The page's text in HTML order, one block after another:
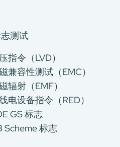
测试
指令（LVD）
兼容性测试（EMC）
辐射（EMF）
电设备指令（RED）
GS 标志
Scheme 标志